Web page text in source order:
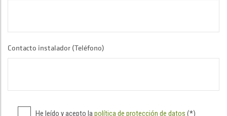
Contacto instalador (Teléfono)
He leído y acepto lapolítica de protección de datos (*)